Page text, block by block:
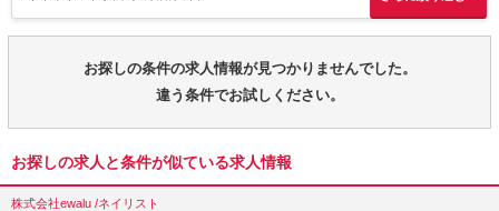
お探しの条件の求人情報が見つかりませんでした。
違う条件でお試しください。
お探しの求人と条件が似ている求人情報
株式会社ewalu /ネイリスト